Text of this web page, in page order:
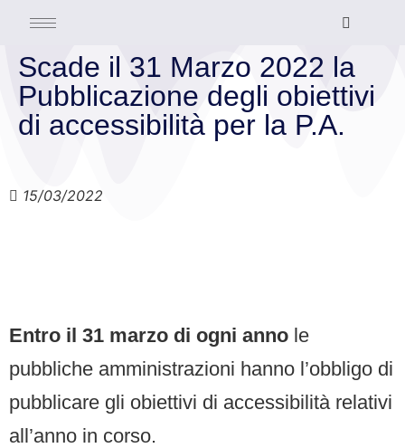
Scade il 31 Marzo 2022 la
Pubblicazione degli obiettivi
di accessibilità per la P.A.
15/03/2022
Entro il 31 marzo di ogni anno le
pubbliche amministrazioni hanno l’obbligo di
pubblicare gli obiettivi di accessibilità relativi
all’anno in corso.